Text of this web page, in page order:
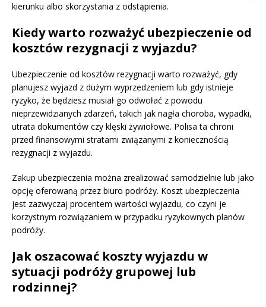
kierunku albo skorzystania z odstąpienia.
Kiedy warto rozważyć ubezpieczenie od
kosztów rezygnacji z wyjazdu?
Ubezpieczenie od kosztów rezygnacji warto rozważyć, gdy
planujesz wyjazd z dużym wyprzedzeniem lub gdy istnieje
ryzyko, że będziesz musiał go odwołać z powodu
nieprzewidzianych zdarzeń, takich jak nagła choroba, wypadki,
utrata dokumentów czy klęski żywiołowe. Polisa ta chroni
przed finansowymi stratami związanymi z koniecznością
rezygnacji z wyjazdu.
Zakup ubezpieczenia można zrealizować samodzielnie lub jako
opcję oferowaną przez biuro podróży. Koszt ubezpieczenia
jest zazwyczaj procentem wartości wyjazdu, co czyni je
korzystnym rozwiązaniem w przypadku ryzykownych planów
podróży.
Jak oszacować koszty wyjazdu w
sytuacji podróży grupowej lub
rodzinnej?